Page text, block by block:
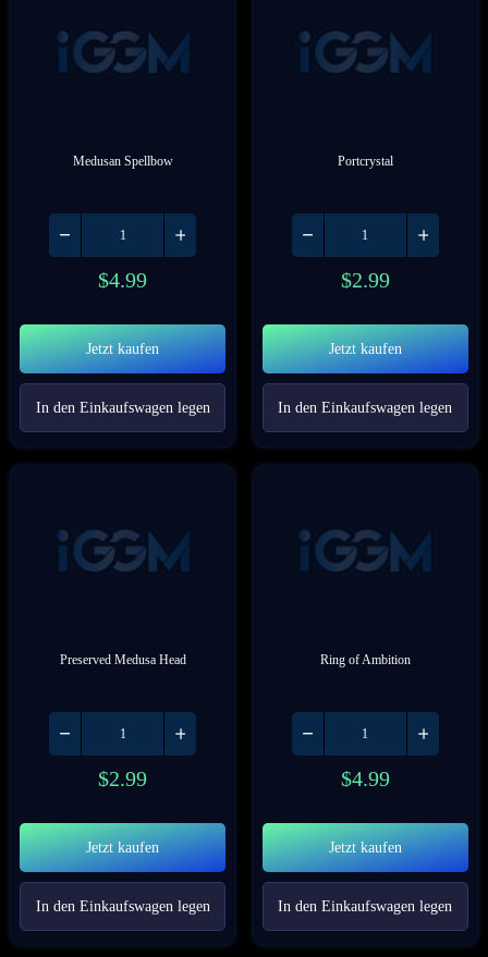
Medusan Spellbow
$4.99
Jetzt kaufen
In den Einkaufswagen legen
Portcrystal
$2.99
Jetzt kaufen
In den Einkaufswagen legen
Preserved Medusa Head
$2.99
Jetzt kaufen
In den Einkaufswagen legen
Ring of Ambition
$4.99
Jetzt kaufen
In den Einkaufswagen legen